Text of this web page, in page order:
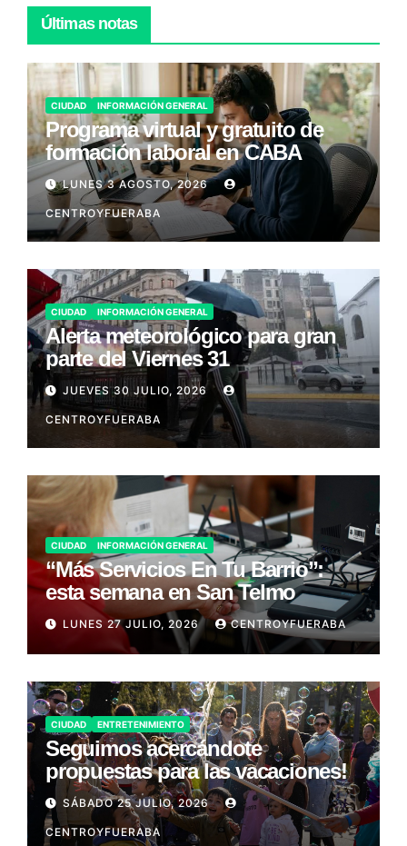
Últimas notas
CIUDAD INFORMACIÓN GENERAL
Programa virtual y gratuito de
formación laboral en CABA
LUNES 3 AGOSTO, 2026
CENTROYFUERABA
CIUDAD INFORMACIÓN GENERAL
Alerta meteorológico para gran
parte del Viernes 31
JUEVES 30 JULIO, 2026
CENTROYFUERABA
CIUDAD INFORMACIÓN GENERAL
“Más Servicios En Tu Barrio”:
esta semana en San Telmo
LUNES 27 JULIO, 2026 CENTROYFUERABA
CIUDAD ENTRETENIMIENTO
Seguimos acercándote
propuestas para las vacaciones!
SÁBADO 25 JULIO, 2026
CENTROYFUERABA